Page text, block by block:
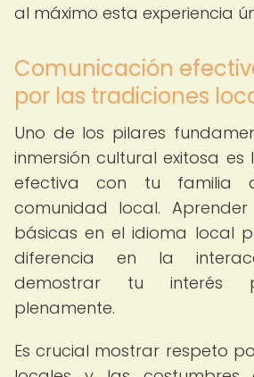
al máximo esta experiencia
Comunicación
por las tradiciones
Uno de los pilares
inmersión cultural exitosa es
efectiva con tu familia
comunidad local.
básicas en el idioma local
diferencia en la
demostrar tu interés
plenamente.
Es crucial mostrar respeto